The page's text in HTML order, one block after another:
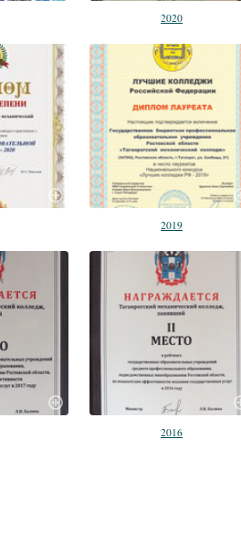
2020
2019
2016